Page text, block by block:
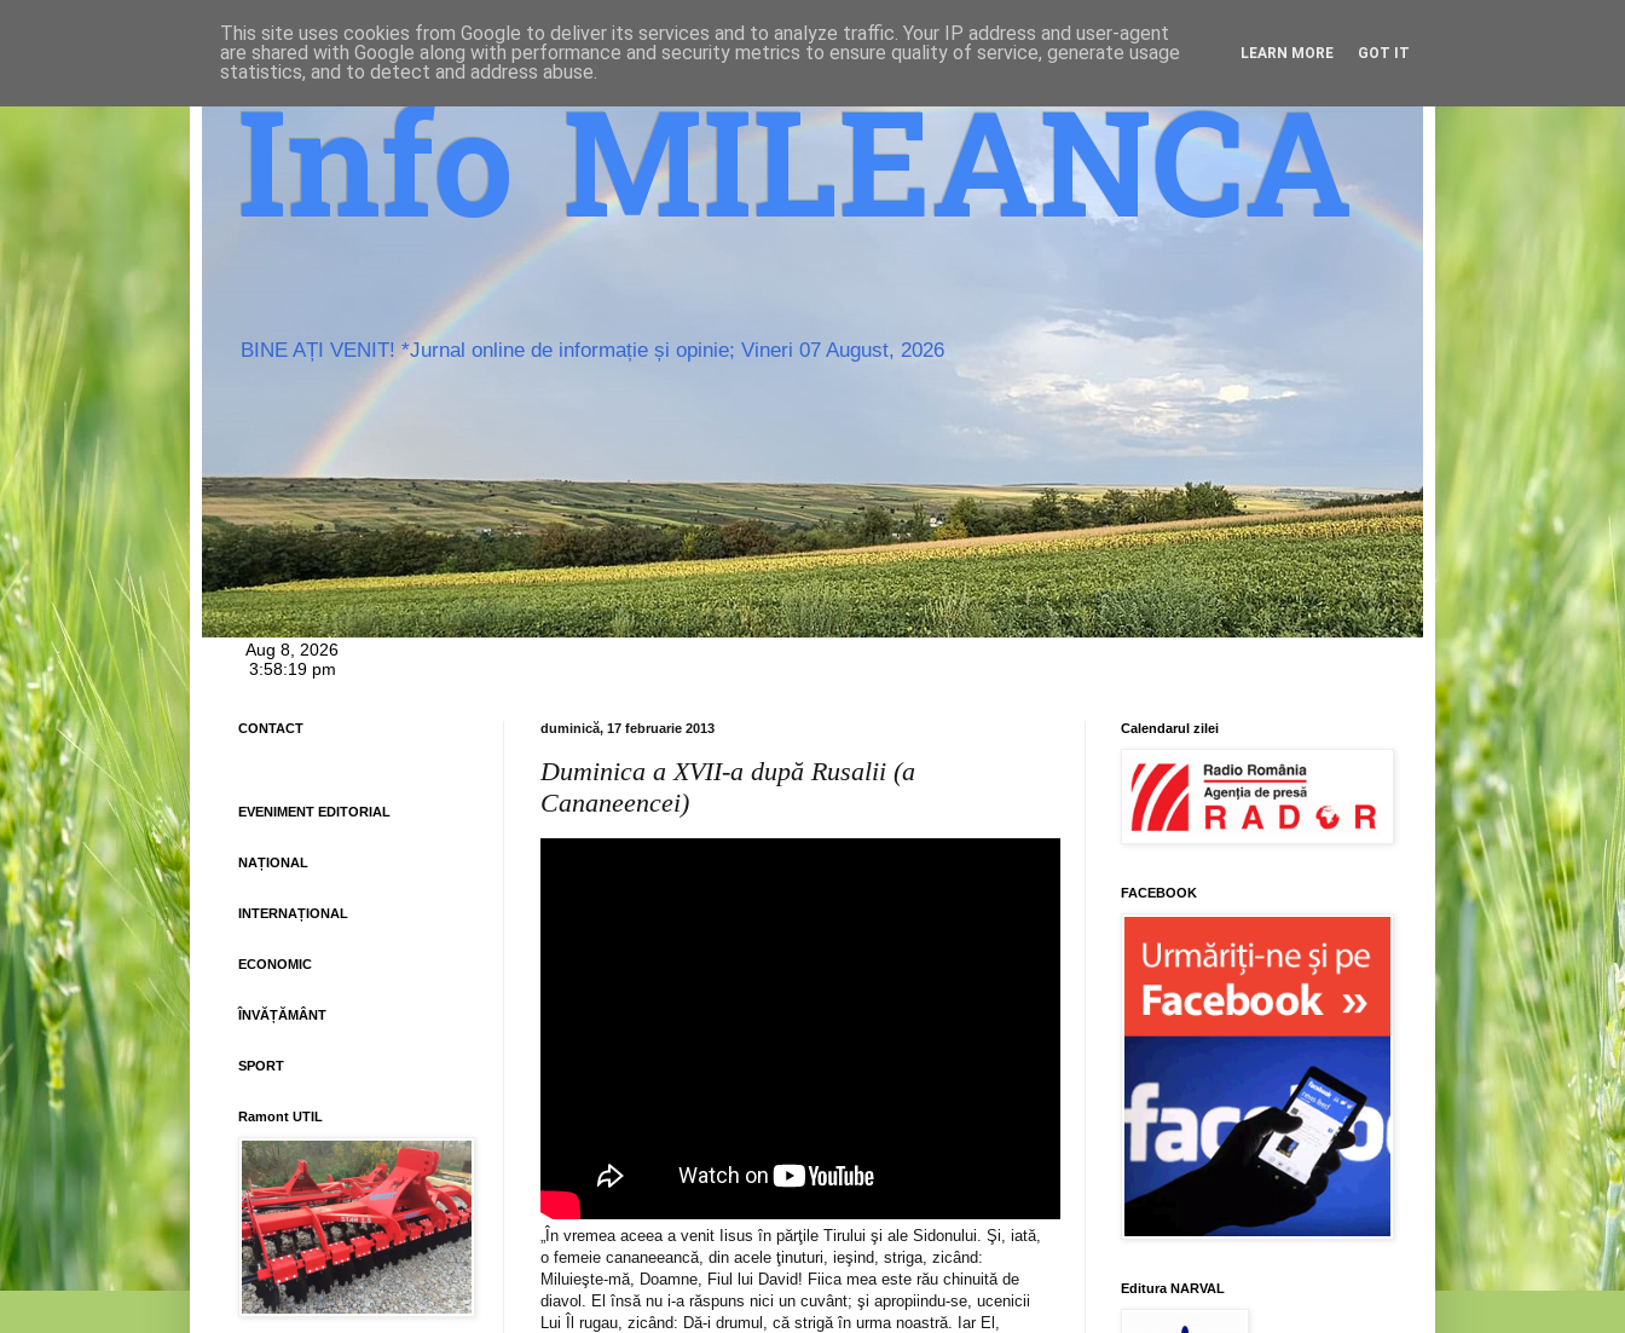
Info MILEANCA
BINE AȚI VENIT! *Jurnal online de informație și opinie; Vineri 07 August, 2026
duminică, 17 februarie 2013
Duminica a XVII-a după Rusalii (a
Cananeencei)
„În vremea aceea a venit Iisus în părţile Tirului şi ale Sidonului. Şi, iată,
o fe­me­ie cananeeancă, din acele ţi­nu­turi, ie­şind, striga, zicând:
Miluieşte-mă, Doam­­ne, Fiul lui David! Fiica mea este rău chinuită de
diavol. El însă nu i-a răs­puns nici un cuvânt; şi apropiindu-se, ucenicii
Lui Îl rugau, zicând: Dă-i drumul, că strigă în urma noastră. Iar El,
CONTACT
EVENIMENT EDITORIAL
NAȚIONAL
INTERNAȚIONAL
ECONOMIC
ÎNVĂȚĂMÂNT
SPORT
Ramont UTIL
Calendarul zilei
FACEBOOK
Editura NARVAL
This site uses cookies from Google to deliver its services and to analyze traffic. Your IP address and user-agent
are shared with Google along with performance and security metrics to ensure quality of service, generate usage
statistics, and to detect and address abuse.
LEARN MORE GOT IT